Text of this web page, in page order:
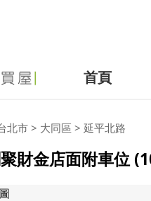
首頁
北市 > 大同區 > 延平北路
財金店面附車位